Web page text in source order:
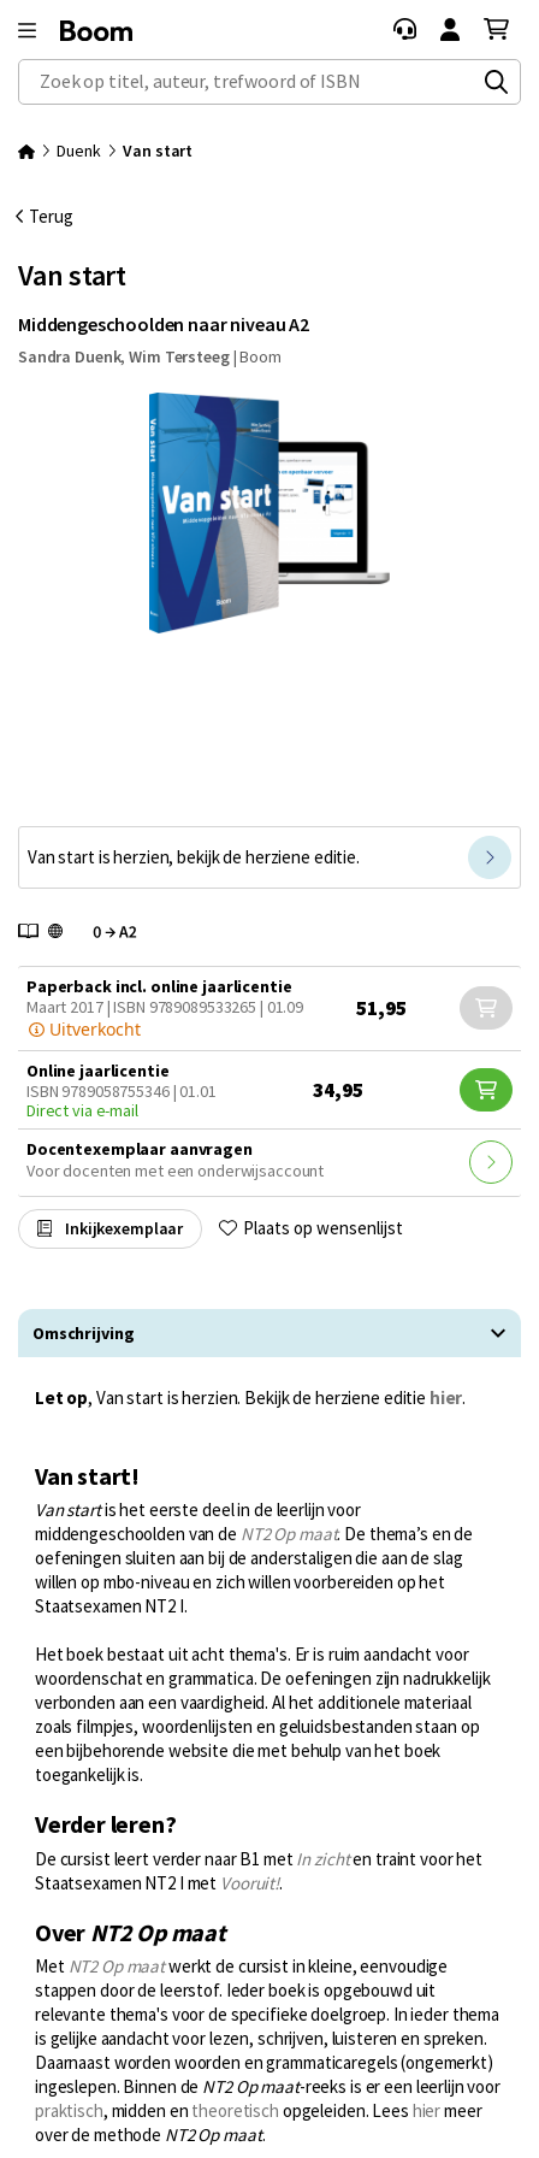
Zoek op titel, auteur, trefwoord of ISBN
Duenk Van start
Terug
Van start
Middengeschoolden naar niveau A2
Sandra Duenk,Wim Tersteeg|Boom
Van start is herzien, bekijk de herziene editie.
Paperback incl. online jaarlicentie
Maart 2017 | ISBN 9789089533265 | 01.09
Uitverkocht
51,95
Online jaarlicentie
ISBN 9789058755346 | 01.01
Direct via e-mail
34,95
Docentexemplaar aanvragen
Voor docenten met een onderwijsaccount
Inkijkexemplaar Plaats op wensenlijst
Omschrijving
Let op, Van start is herzien. Bekijk de herziene editie hier.
Van start!
Van startis het eerste deel in de leerlijn voor
middengeschoolden van de NT2 Op maat. De thema’s en de
oefeningen sluiten aan bij de anderstaligen die aan de slag
willen op mbo-niveau en zich willen voorbereiden op het
Staatsexamen NT2 I.
Het boek bestaat uit acht thema's. Er is ruim aandacht voor
woordenschat en grammatica. De oefeningen zijn nadrukkelijk
verbonden aan een vaardigheid. Al het additionele materiaal
zoals filmpjes, woordenlijsten en geluidsbestanden staan op
een bijbehorende website die met behulp van het boek
toegankelijk is.
Verder leren?
De cursist leert verder naar B1 met In zichten traint voor het
Staatsexamen NT2 I met Vooruit!.
Over NT2 Op maat
Met NT2 Op maatwerkt de cursist in kleine, eenvoudige
stappen door de leerstof. Ieder boek is opgebouwd uit
relevante thema's voor de specifieke doelgroep. In ieder thema
is gelijke aandacht voor lezen, schrijven, luisteren en spreken.
Daarnaast worden woorden en grammaticaregels (ongemerkt)
ingeslepen. Binnen de NT2 Op maat-reeks is er een leerlijn voor
praktisch, midden en theoretisch opgeleiden. Lees hiermeer
over de methode NT2 Op maat.